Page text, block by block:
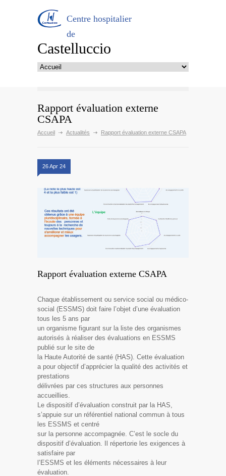
Centre hospitalier
de
Castelluccio
Rapport évaluation externe
CSAPA
Accueil Actualités Rapport évaluation externe CSAPA
26 Apr 24
Rapport évaluation externe CSAPA
Chaque établissement ou service social ou médico-
social (ESSMS) doit faire l’objet d’une évaluation
tous les 5 ans par
un organisme figurant sur la liste des organismes
autorisés à réaliser des évaluations en ESSMS
publié sur le site de
la Haute Autorité de santé (HAS). Cette évaluation
a pour objectif d’apprécier la qualité des activités et
prestations
délivrées par ces structures aux personnes
accueillies.
Le dispositif d’évaluation construit par la HAS,
s’appuie sur un référentiel national commun à tous
les ESSMS et centré
sur la personne accompagnée. C’est le socle du
dispositif d’évaluation. Il répertorie les exigences à
satisfaire par
l’ESSMS et les éléments nécessaires à leur
évaluation.